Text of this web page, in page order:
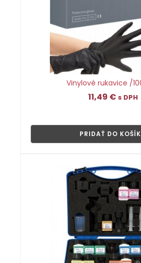
Vinylové rukavice /
11,49 € s DPH
PRIDAŤ DO